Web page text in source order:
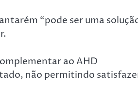
“pode ser uma
ao AHD
não permitindo